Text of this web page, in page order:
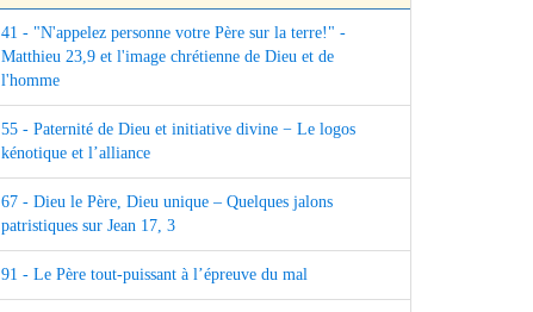
41 - "N'appelez personne votre Père sur la terre!" -
Matthieu 23,9 et l'image chrétienne de Dieu et de
l'homme
55 - Paternité de Dieu et initiative divine − Le logos
kénotique et l’alliance
67 - Dieu le Père, Dieu unique – Quelques jalons
patristiques sur Jean 17, 3
91 - Le Père tout-puissant à l’épreuve du mal